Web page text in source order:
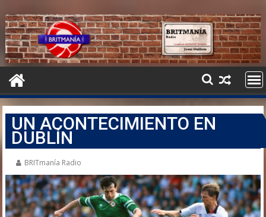
UN ACONTECIMIENTO EN
DUBLÍN
BRITmanía Radio